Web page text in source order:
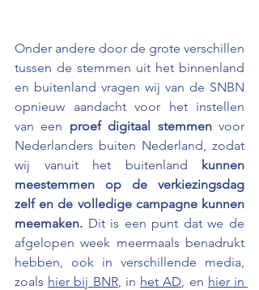
Onder andere door de grote verschillen
tussen de stemmen uit het binnenland
en buitenland vragen wij van de SNBN
opnieuw aandacht voor het instellen
van een proef digitaal stemmen voor
Nederlanders buiten Nederland, zodat
wij vanuit het buitenland kunnen
meestemmen op de verkiezingsdag
zelf en de volledige campagne kunnen
meemaken. Dit is een punt dat we de
afgelopen week meermaals benadrukt
hebben, ook in verschillende media,
zoals hier bij BNR, in het AD, en hier in